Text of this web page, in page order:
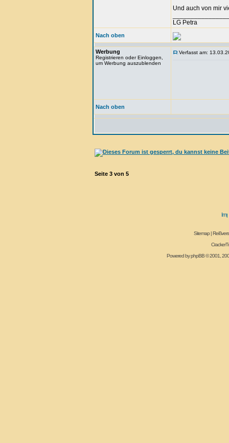
Und auch von mir
LG Petra
Nach oben
Werbung
Registrieren oder Einloggen,
um Werbung auszublenden
Verfasst am:
Nach oben
Seite 3 von 5
Sitemap|
Powered byphpBB© 2001,